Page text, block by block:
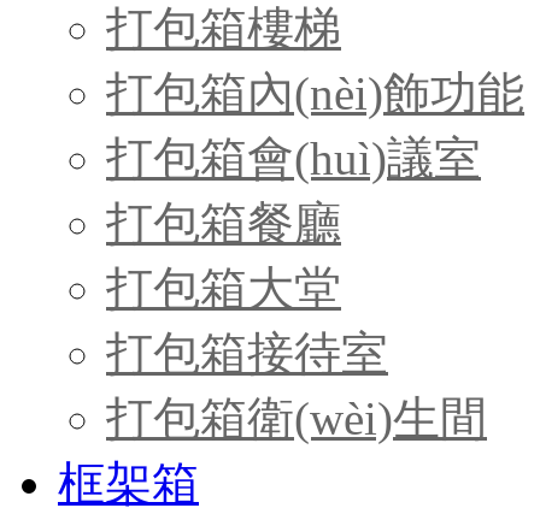
打包箱樓梯
打包箱內(nèi)飾功能
打包箱會(huì)議室
打包箱餐廳
打包箱大堂
打包箱接待室
打包箱衛(wèi)生間
框架箱